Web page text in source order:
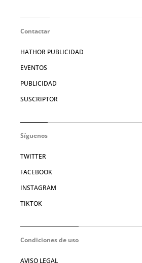
Contactar
HATHOR PUBLICIDAD
EVENTOS
PUBLICIDAD
SUSCRIPTOR
Síguenos
TWITTER
FACEBOOK
INSTAGRAM
TIKTOK
Condiciones de uso
AVISO LEGAL